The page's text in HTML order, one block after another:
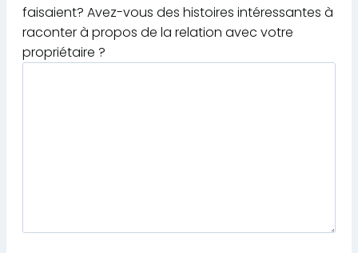
faisaient? Avez-vous des histoires intéressantes à
raconter à propos de la relation avec votre
propriétaire ?